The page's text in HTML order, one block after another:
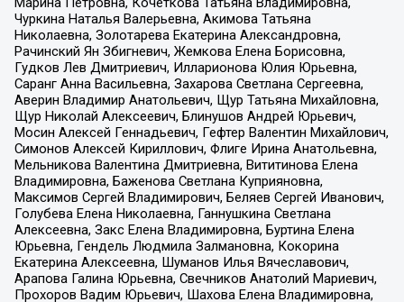
Чуркина Наталья Валерьевна, Акимова Татьяна
Николаевна, Золотарева Екатерина Александровна,
Рачинский Ян Збигневич, Жемкова Елена Борисовна,
Гудков Лев Дмитриевич, Илларионова Юлия Юрьевна,
Саранг Анна Васильевна, Захарова Светлана Сергеевна,
Аверин Владимир Анатольевич, Щур Татьяна Михайловна,
Щур Николай Алексеевич, Блинушов Андрей Юрьевич,
Мосин Алексей Геннадьевич, Гефтер Валентин Михайлович,
Симонов Алексей Кириллович, Флиге Ирина Анатольевна,
Мельникова Валентина Дмитриевна, Вититинова Елена
Владимировна, Баженова Светлана Куприяновна,
Максимов Сергей Владимирович, Беляев Сергей Иванович,
Голубева Елена Николаевна, Ганнушкина Светлана
Алексеевна, Закс Елена Владимировна, Буртина Елена
Юрьевна, Гендель Людмила Залмановна, Кокорина
Екатерина Алексеевна, Шуманов Илья Вячеславович,
Арапова Галина Юрьевна, Свечников Анатолий Мариевич,
Прохоров Вадим Юрьевич, Шахова Елена Владимировна,